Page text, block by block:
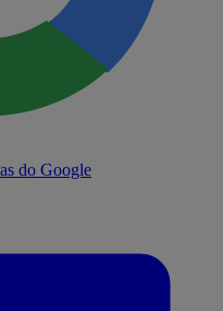
do Google